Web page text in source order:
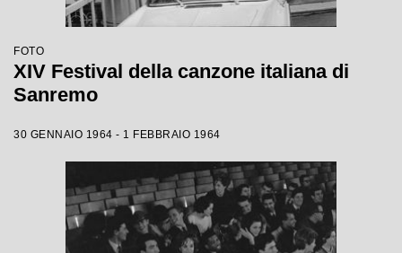
FOTO
XIV Festival della canzone italiana di
Sanremo
30 GENNAIO 1964 - 1 FEBBRAIO 1964